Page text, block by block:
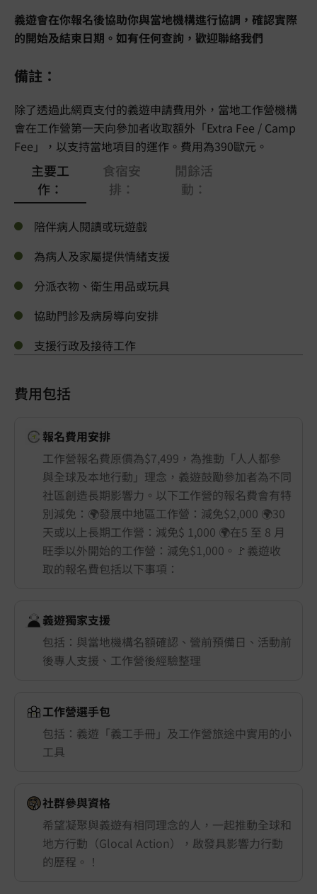
義遊會在你報名後協助你與當地機構進行協調，確認實際
的開始及結束日期。如有任何查詢，歡迎聯絡我們
備註：
除了透過此網頁支付的義遊申請費用外，當地工作營機構
會在工作營第一天向參加者收取額外「Extra Fee / Camp
Fee」，以支持當地項目的運作。費用為390歐元。
主要工
作：
食宿安
排：
閒餘活
動：
陪伴病人閱讀或玩遊戲
為病人及家屬提供情緒支援
分派衣物、衛生用品或玩具
協助門診及病房導向安排
支援行政及接待工作
費用包括
報名費用安排
工作營報名費原價為$7,499，為推動「人人都參
與全球及本地行動」理念，義遊鼓勵參加者為不同
社區創造長期影響力。以下工作營的報名費會有特
別減免：🌍發展中地區工作營：減免$2,000 🌍30
天或以上長期工作營：減免$ 1,000 🌍在5 至 8 月
旺季以外開始的工作營：減免$1,000。🚩義遊收
取的報名費包括以下事項：
義遊獨家支援
包括：與當地機構名額確認、營前預備日、活動前
後專人支援、工作營後經驗整理
工作營選手包
包括：義遊「義工手冊」及工作營旅途中實用的小
工具
社群參與資格
希望凝聚與義遊有相同理念的人，一起推動全球和
地方行動（Glocal Action），啟發具影響力行動
的歷程。！